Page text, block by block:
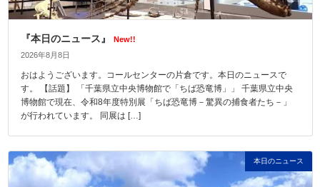
『本日のニュース』
New!!
2026年8月8日
おはようございます。コールセンターの片倉です。本日のニュースで
す。 【話題】 「千葉県立中央博物館で「ちば恐竜博」」 千葉県立中央
博物館で現在、令和8年度特別展「ちば恐竜博－驚異の捕食者たち－」
が行われています。 同展は […]
本日のニュース